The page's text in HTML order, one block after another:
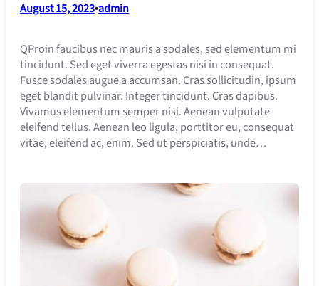
August 15, 2023•admin
QProin faucibus nec mauris a sodales, sed elementum mi
tincidunt. Sed eget viverra egestas nisi in consequat.
Fusce sodales augue a accumsan. Cras sollicitudin, ipsum
eget blandit pulvinar. Integer tincidunt. Cras dapibus.
Vivamus elementum semper nisi. Aenean vulputate
eleifend tellus. Aenean leo ligula, porttitor eu, consequat
vitae, eleifend ac, enim. Sed ut perspiciatis, unde…